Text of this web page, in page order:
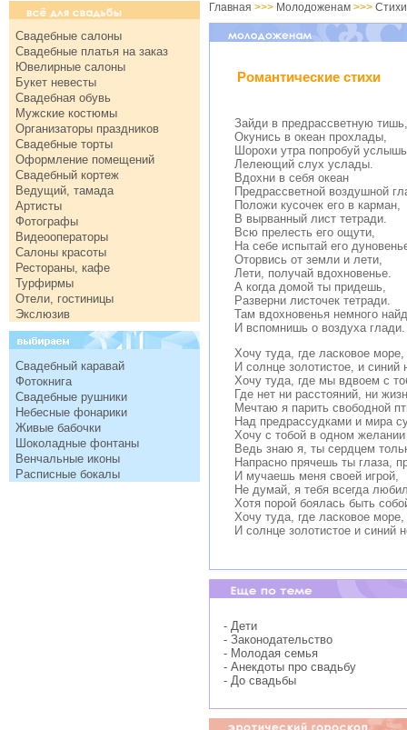
Свадебные салоны
Свадебные платья на заказ
Ювелирные салоны
Букет невесты
Свадебная обувь
Мужские костюмы
Организаторы праздников
Свадебные торты
Оформление помещений
Свадебный кортеж
Ведущий, тамада
Артисты
Фотографы
Видеооператоры
Салоны красоты
Рестораны, кафе
Турфирмы
Отели, гостиницы
Экслюзив
Свадебный каравай
Фотокнига
Свадебные рушники
Небесные фонарики
Живые бабочки
Шоколадные фонтаны
Венчальные иконы
Расписные бокалы
Главная >>> Молодоженам >>>
Романтические стихи
Зайди в предрассветную тишь,
Окунись в океан прохлады,
Шорохи утра попробуй
Лелеющий слух услады.
Вдохни в себя океан
Предрассветной воздушной
Положи кусочек его в карман,
В вырванный лист тетради.
Всю прелесть его ощути,
На себе испытай его
Оторвись от земли и лети,
Лети, получай вдохновенье.
А когда домой ты придешь,
Разверни листочек тетради.
Там вдохновенья немного
И вспомнишь о воздуха глади.
Хочу туда, где ласковое море,
И солнце золотистое, и синий
Хочу туда, где мы вдвоем с
Где нет ни расстояний, ни
Мечтаю я парить свободной
Над предрассудками и мира
Хочу с тобой в одном желании
Ведь знаю я, ты сердцем
Напрасно прячешь ты глаза,
И мучаешь меня своей игрой,
Не думай, я тебя всегда
Хотя порой боялась быть
Хочу туда, где ласковое море,
И солнце золотистое и синий
- Дети
- Законодательство
- Молодая семья
- Анекдоты про свадьбу
- До свадьбы